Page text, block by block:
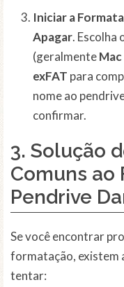
Iniciar a
Apagar. Escolha
(geralmente
exFAT para
nome ao
confirmar.
3. Solução
Comuns ao
Pendrive
Se você encontrar
formatação, existem
tentar: